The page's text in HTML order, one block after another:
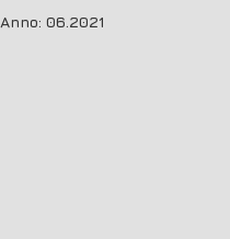
Anno: 06.2021